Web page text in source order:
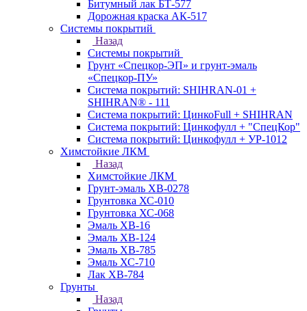
Битумный лак БТ-577
Дорожная краска АК-517
Системы покрытий
Назад
Системы покрытий
Грунт «Спецкор-ЭП» и грунт-эмаль
«Спецкор-ПУ»
Система покрытий: SHIHRAN-01 +
SHIHRAN® - 111
Система покрытий: ЦинкоFull + SHIHRAN
Система покрытий: Цинкофулл + "СпецКор"
Система покрытий: Цинкофулл + УР-1012
Химстойкие ЛКМ
Назад
Химстойкие ЛКМ
Грунт-эмаль ХВ-0278
Грунтовка ХС-010
Грунтовка ХС-068
Эмаль ХВ-16
Эмаль ХВ-124
Эмаль ХВ-785
Эмаль ХС-710
Лак ХВ-784
Грунты
Назад